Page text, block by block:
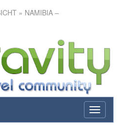
» NAMIBIA –
toggle